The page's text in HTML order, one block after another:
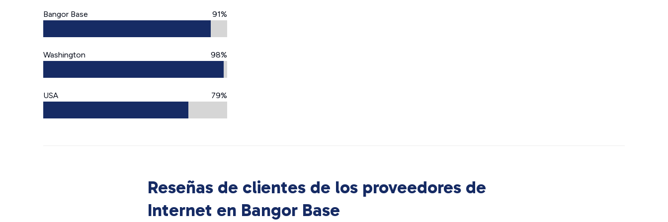
Bangor Base 91%
Washington 98%
USA 79%
Reseñas de clientes de los proveedores de
Internet en Bangor Base